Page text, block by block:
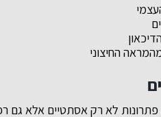
פתרונות לא רק אסתטיים אלא גם